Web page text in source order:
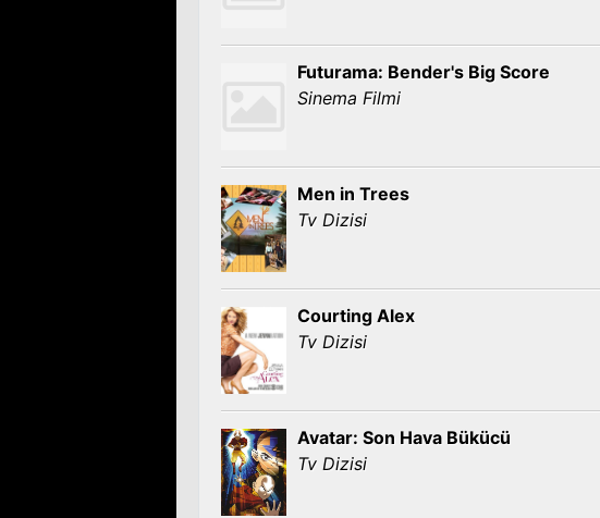
Futurama: Bender's Big Score
Sinema Filmi
Men in Trees
Tv Dizisi
Courting Alex
Tv Dizisi
Avatar: Son Hava Bükücü
Tv Dizisi